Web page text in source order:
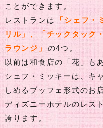
ことができます。
レストランは
「シェフ・
リル」、「チックタック
ラウンジ」
の4つ。
以前は和食店の「花」も
シェフ・ミッキーは、キ
しめるブッフェ形式のお店
ディズニーホテルのレス
誇ります。